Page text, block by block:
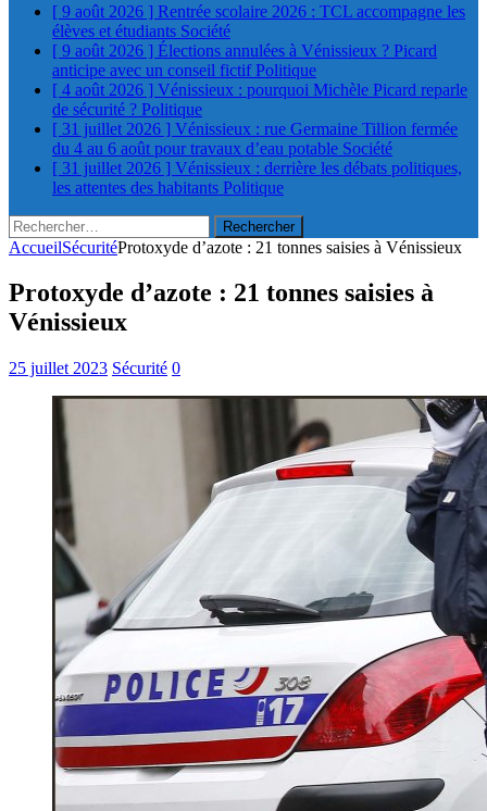
[ 9 août 2026 ] Rentrée scolaire 2026 : TCL accompagne les
élèves et étudiants Société
[ 9 août 2026 ] Élections annulées à Vénissieux ? Picard
anticipe avec un conseil fictifPolitique
[ 4 août 2026 ] Vénissieux : pourquoi Michèle Picard reparle
de sécurité ? Politique
[ 31 juillet 2026 ] Vénissieux : rue Germaine Tillion fermée
du 4 au 6 août pour travaux d’eau potable Société
[ 31 juillet 2026 ] Vénissieux : derrière les débats politiques,
les attentes des habitants Politique
Rechercher :
AccueilSécuritéProtoxyde d’azote : 21 tonnes saisies à Vénissieux
Protoxyde d’azote : 21 tonnes saisies à
Vénissieux
25 juillet 2023 Sécurité 0